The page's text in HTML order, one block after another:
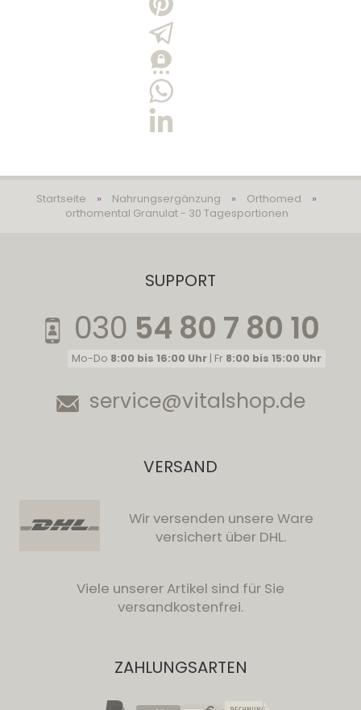
Startseite » Nahrungsergänzung » Orthomed
»
orthomental Granulat - 30 Tagesportionen
SUPPORT
030 54 80 7 80 10
Mo-Do 8:00 bis 16:00 Uhr | Fr 8:00 bis 15:00 Uhr
service@vitalshop.de
VERSAND
Wir versenden unsere Ware
versichert über DHL.
Viele unserer Artikel sind für Sie
versandkostenfrei.
ZAHLUNGSARTEN